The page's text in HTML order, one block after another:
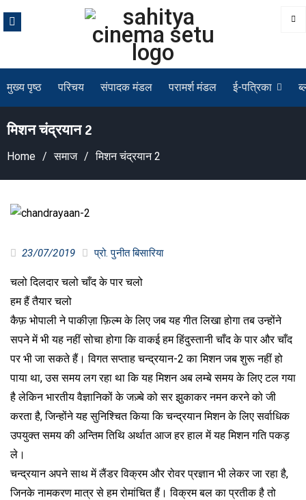
मुख्य पृष्ठ परिचय संपादक मंडल परामर्श मंडल ई-पत्रिका
मिशन चंद्रयान 2
Home समाज मिशन चंद्रयान 2
23/07/2019 प्रो. पुनीत बिसारिया
चलो दिलदार चलो चाँद के पार चलो
हम हैं तैयार चलो
कैफ़ भोपाली ने पाकीज़ा फ़िल्म के लिए जब यह गीत लिखा होगा तब उन्होंने
सपने में भी यह नहीं सोचा होगा कि वाकई हम हिंदुस्तानी चाँद के पार और चाँद
पर भी जा सकते हैं। विगत सप्ताह चन्द्रयान-2 का मिशन जब शुरू नहीं हो
पाया था, उस समय लग रहा था कि यह मिशन अब लम्बे समय के लिए टल गया
है लेकिन भारतीय वैज्ञानिकों के जज़्बे को सर झुकाकर नमन करने को जी
करता है, जिन्होंने यह सुनिश्चित किया कि चन्द्रयान मिशन के लिए सर्वाधिक
उपयुक्त समय की अन्तिम तिथि अर्थात आज हर हाल में यह मिशन गति पकड़
ले।
चन्द्रयान अपने साथ में लैंडर विक्रम और रोवर प्रज्ञान भी लेकर जा रहा है,
जिनके नामकरण मात्र से हम रोमांचित हैं। विक्रम बल का प्रतीक है तो